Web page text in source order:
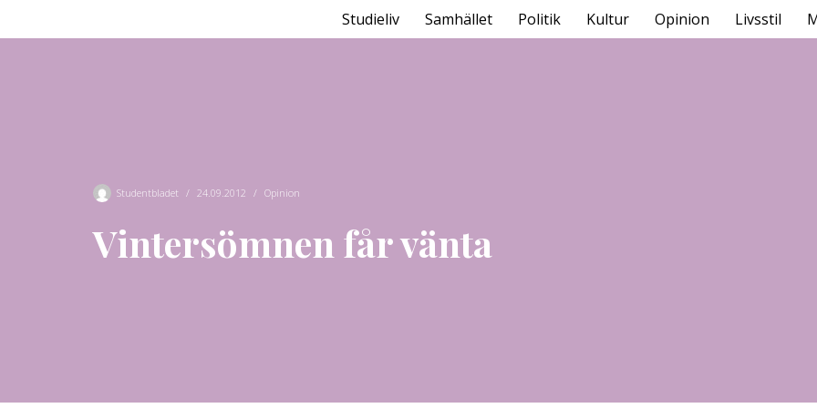
Studieliv Samhället Politik Kultur Opinion Livsstil
Studentbladet 24.09.2012 Opinion
Vintersömnen får vänta